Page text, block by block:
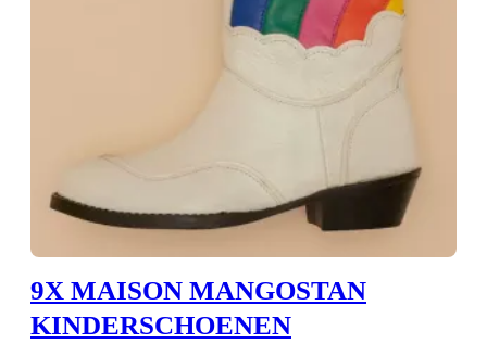
9X MAISON MANGOSTAN
KINDERSCHOENEN